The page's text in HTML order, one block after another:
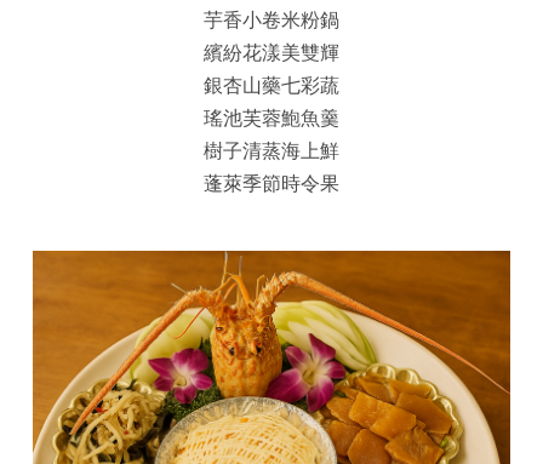
芋香小卷米粉鍋
繽紛花漾美雙輝
銀杏山藥七彩蔬
瑤池芙蓉鮑魚羹
樹子清蒸海上鮮
蓬萊季節時令果